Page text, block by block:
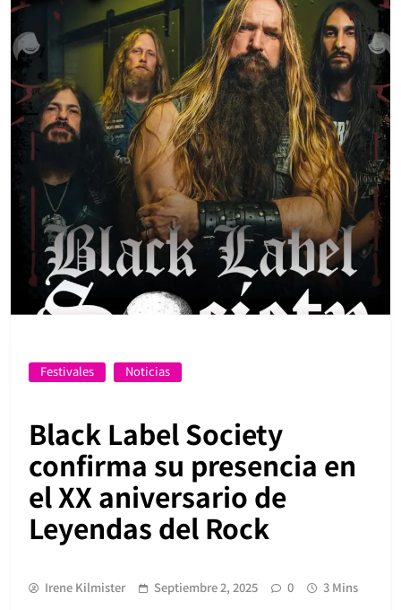
Festivales Noticias
Black Label Society
confirma su presencia en
el XX aniversario de
Leyendas del Rock
Irene Kilmister Septiembre 2, 2025 0 3 Mins